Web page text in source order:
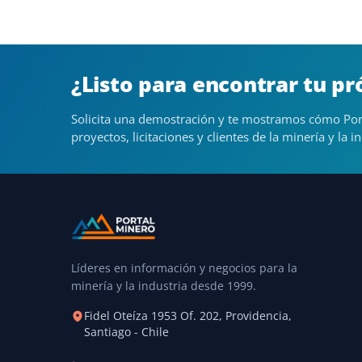
¿Listo para encontrar tu
Solicita una demostración y te mostramos cómo
proyectos, licitaciones y clientes de la minería y la
Líderes en información y negocios para la
minería y la industria desde 1999.
Fidel Oteíza 1953 Of. 202, Providencia,
Santiago - Chile